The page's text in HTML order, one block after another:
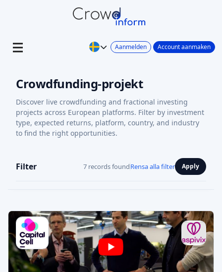
Aanmelden Account aanmaken
Crowdfunding-projekt
Discover live crowdfunding and fractional investing
projects across European platforms. Filter by investment
type, expected returns, platform, country, and industry
to find the right opportunities.
Filter 7 records foundRensa alla filter Apply